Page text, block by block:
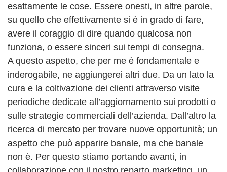
esattamente le cose. Essere onesti, in altre parole,
su quello che effettivamente si è in grado di fare,
avere il coraggio di dire quando qualcosa non
funziona, o essere sinceri sui tempi di consegna.
A questo aspetto, che per me è fondamentale e
inderogabile, ne aggiungerei altri due. Da un lato la
cura e la coltivazione dei clienti attraverso visite
periodiche dedicate all’aggiornamento sui prodotti o
sulle strategie commerciali dell’azienda. Dall’altro la
ricerca di mercato per trovare nuove opportunità; un
aspetto che può apparire banale, ma che banale
non è. Per questo stiamo portando avanti, in